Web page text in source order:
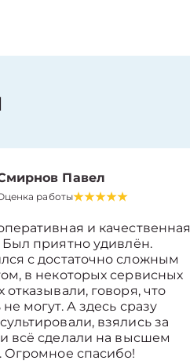
Павел
работы
и качественная
Был приятно удивлён.
с достаточно сложным
в некоторых сервисных
отказывали, говоря, что
могут. А здесь сразу
взялись за
всё сделали на высшем
Огромное спасибо!